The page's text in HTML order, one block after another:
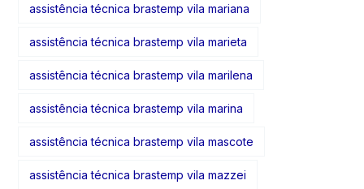
assistência técnica brastemp vila mariana
assistência técnica brastemp vila marieta
assistência técnica brastemp vila marilena
assistência técnica brastemp vila marina
assistência técnica brastemp vila mascote
assistência técnica brastemp vila mazzei